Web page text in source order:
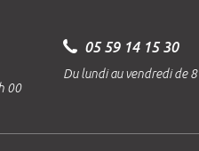
00
05 59 14 15 30
Du lundi au vendredi de